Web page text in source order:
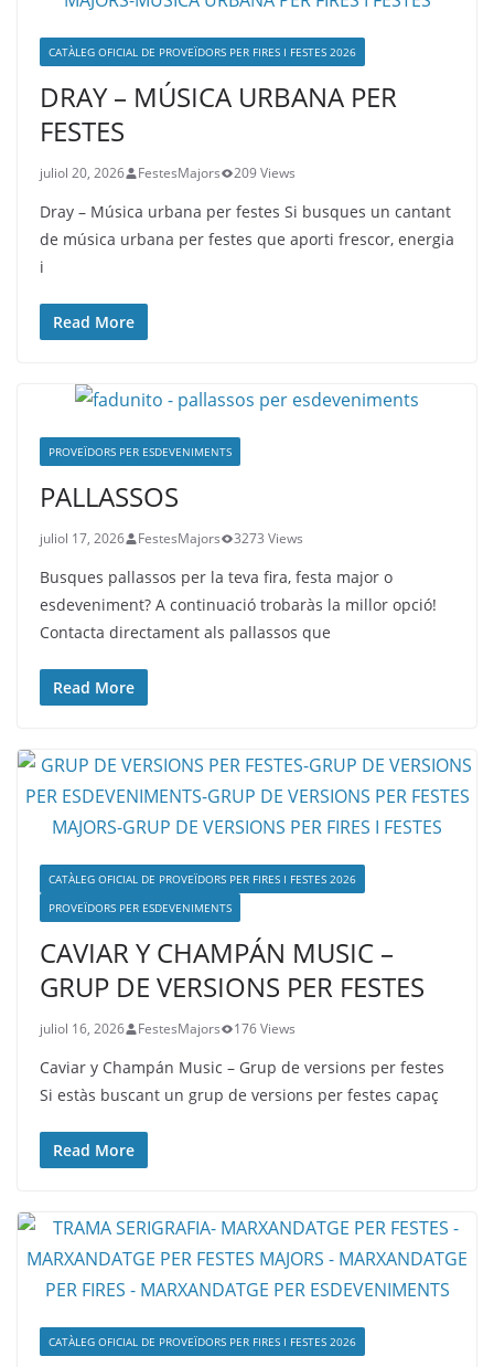
CATÀLEG OFICIAL DE PROVEÏDORS PER FIRES I FESTES 2026
DRAY – MÚSICA URBANA PER
FESTES
juliol 20, 2026 FestesMajors 209 Views
Dray – Música urbana per festes Si busques un cantant
de música urbana per festes que aporti frescor, energia
i
Read More
PROVEÏDORS PER ESDEVENIMENTS
PALLASSOS
juliol 17, 2026 FestesMajors 3273 Views
Busques pallassos per la teva fira, festa major o
esdeveniment? A continuació trobaràs la millor opció!
Contacta directament als pallassos que
Read More
CATÀLEG OFICIAL DE PROVEÏDORS PER FIRES I FESTES 2026
PROVEÏDORS PER ESDEVENIMENTS
CAVIAR Y CHAMPÁN MUSIC –
GRUP DE VERSIONS PER FESTES
juliol 16, 2026 FestesMajors 176 Views
Caviar y Champán Music – Grup de versions per festes
Si estàs buscant un grup de versions per festes capaç
Read More
CATÀLEG OFICIAL DE PROVEÏDORS PER FIRES I FESTES 2026